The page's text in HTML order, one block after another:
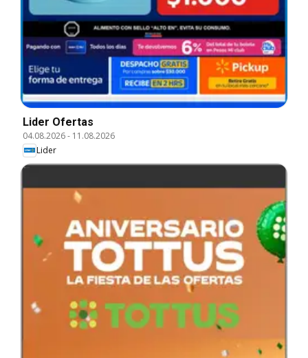
Lider Ofertas
04.08.2026- 11.08.2026
Lider